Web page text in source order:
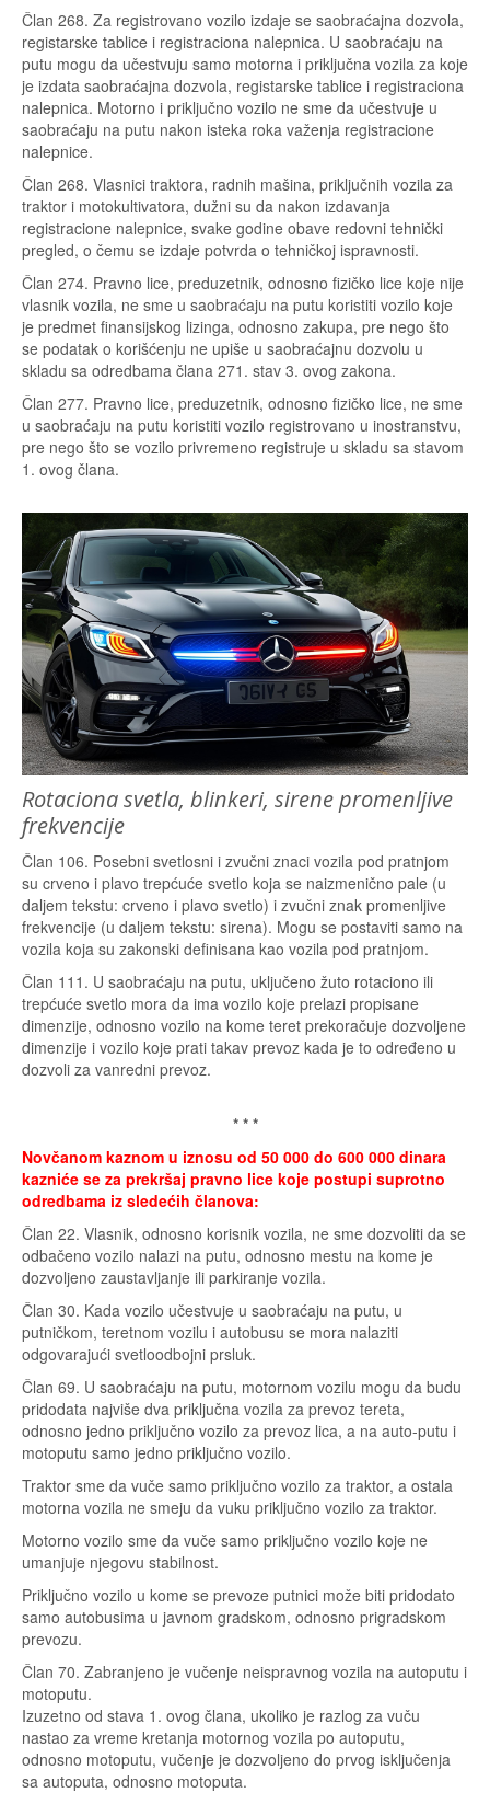
Član 268. Za registrovano vozilo izdaje se saobraćajna dozvola,
registarske tablice i registraciona nalepnica. U saobraćaju na
putu mogu da učestvuju samo motorna i priključna vozila za koje
je izdata saobraćajna dozvola, registarske tablice i registraciona
nalepnica. Motorno i priključno vozilo ne sme da učestvuje u
saobraćaju na putu nakon isteka roka važenja registracione
nalepnice.
Član 268. Vlasnici traktora, radnih mašina, priključnih vozila za
traktor i motokultivatora, dužni su da nakon izdavanja
registracione nalepnice, svake godine obave redovni tehnički
pregled, o čemu se izdaje potvrda o tehničkoj ispravnosti.
Član 274. Pravno lice, preduzetnik, odnosno fizičko lice koje nije
vlasnik vozila, ne sme u saobraćaju na putu koristiti vozilo koje
je predmet finansijskog lizinga, odnosno zakupa, pre nego što
se podatak o korišćenju ne upiše u saobraćajnu dozvolu u
skladu sa odredbama člana 271. stav 3. ovog zakona.
Član 277. Pravno lice, preduzetnik, odnosno fizičko lice, ne sme
u saobraćaju na putu koristiti vozilo registrovano u inostranstvu,
pre nego što se vozilo privremeno registruje u skladu sa stavom
1. ovog člana.
Rotaciona svetla, blinkeri, sirene promenljive
frekvencije
Član 106. Posebni svetlosni i zvučni znaci vozila pod pratnjom
su crveno i plavo trepćuće svetlo koja se naizmenično pale (u
daljem tekstu: crveno i plavo svetlo) i zvučni znak promenljive
frekvencije (u daljem tekstu: sirena). Mogu se postaviti samo na
vozila koja su zakonski definisana kao vozila pod pratnjom.
Član 111. U saobraćaju na putu, uključeno žuto rotaciono ili
trepćuće svetlo mora da ima vozilo koje prelazi propisane
dimenzije, odnosno vozilo na kome teret prekoračuje dozvoljene
dimenzije i vozilo koje prati takav prevoz kada je to određeno u
dozvoli za vanredni prevoz.
* * *
Novčanom kaznom u iznosu od 50 000 do 600 000 dinara
kazniće se za prekršaj pravno lice koje postupi suprotno
odredbama iz sledećih članova:
Član 22. Vlasnik, odnosno korisnik vozila, ne sme dozvoliti da se
odbačeno vozilo nalazi na putu, odnosno mestu na kome je
dozvoljeno zaustavljanje ili parkiranje vozila.
Član 30. Kada vozilo učestvuje u saobraćaju na putu, u
putničkom, teretnom vozilu i autobusu se mora nalaziti
odgovarajući svetloodbojni prsluk.
Član 69. U saobraćaju na putu, motornom vozilu mogu da budu
pridodata najviše dva priključna vozila za prevoz tereta,
odnosno jedno priključno vozilo za prevoz lica, a na auto-putu i
motoputu samo jedno priključno vozilo.
Traktor sme da vuče samo priključno vozilo za traktor, a ostala
motorna vozila ne smeju da vuku priključno vozilo za traktor.
Motorno vozilo sme da vuče samo priključno vozilo koje ne
umanjuje njegovu stabilnost.
Priključno vozilo u kome se prevoze putnici može biti pridodato
samo autobusima u javnom gradskom, odnosno prigradskom
prevozu.
Član 70. Zabranjeno je vučenje neispravnog vozila na autoputu i
motoputu.
Izuzetno od stava 1. ovog člana, ukoliko je razlog za vuču
nastao za vreme kretanja motornog vozila po autoputu,
odnosno motoputu, vučenje je dozvoljeno do prvog isključenja
sa autoputa, odnosno motoputa.